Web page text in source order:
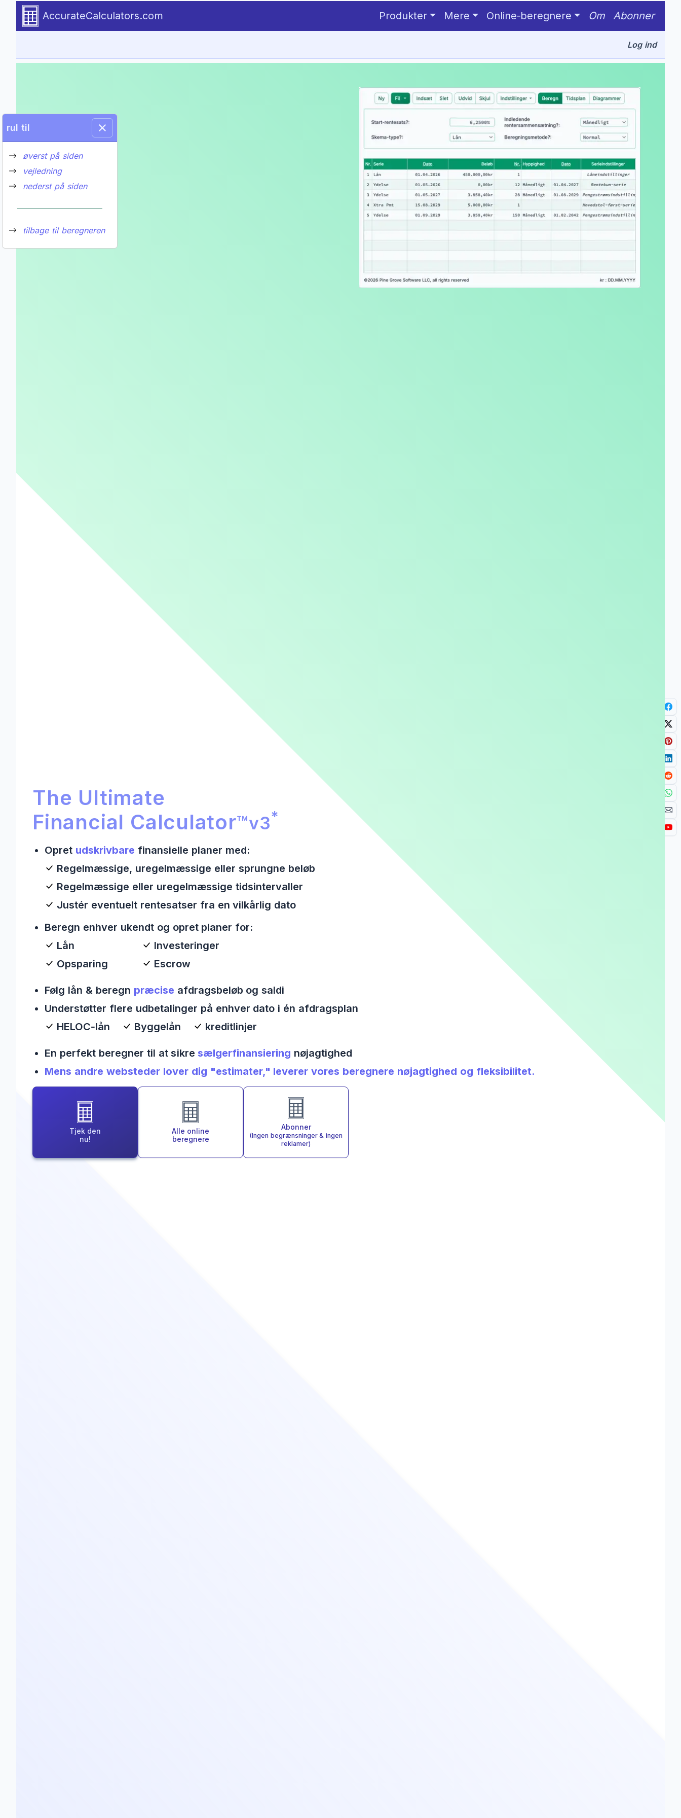
Go to tutorial content
AccurateCalculators.com Produkter Mere Online‑beregnere Om Abonner
Log ind
Ultimate Financial Calculator – promotionssektion
The Ultimate
Financial Calculator™v3*
Opret udskrivbare finansielle planer med:
Regelmæssige, uregelmæssige eller sprungne beløb
Regelmæssige eller uregelmæssige tidsintervaller
Justér eventuelt rentesatser fra en vilkårlig dato
Beregn enhver ukendt og opret planer for:
Lån
Investeringer
Opsparing
Escrow
Følg lån & beregn præcise afdragsbeløb og saldi
Understøtter flere udbetalinger på enhver dato i én afdragsplan
HELOC‑lån
Byggelån kreditlinjer
En perfekt beregner til at sikre sælgerfinansiering nøjagtighed
Mens andre websteder lover dig "estimater," leverer vores beregnere nøjagtighed og fleksibilitet.
Tjek den
nu!
Alle online
beregnere
Abonner
(Ingen begrænsninger & ingen
reklamer)
rul til
øverst på siden
vejledning
nederst på siden
tilbage til beregneren